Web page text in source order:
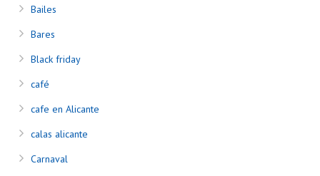
Bailes
Bares
Black friday
café
cafe en Alicante
calas alicante
Carnaval